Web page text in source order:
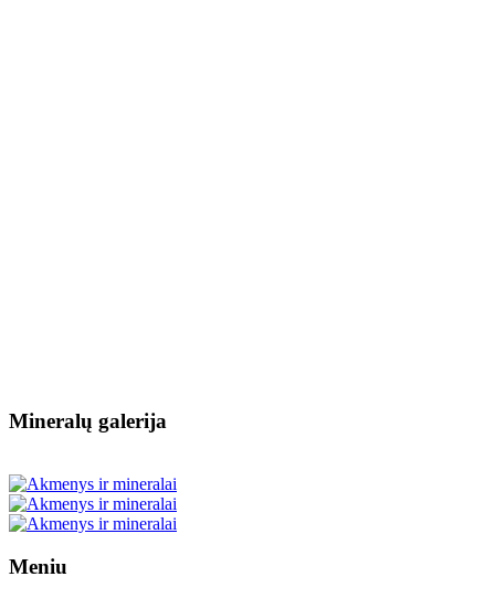
Mineralų galerija
Meniu